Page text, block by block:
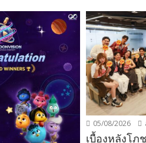
05/08/2026
เบื้องหลังโภ